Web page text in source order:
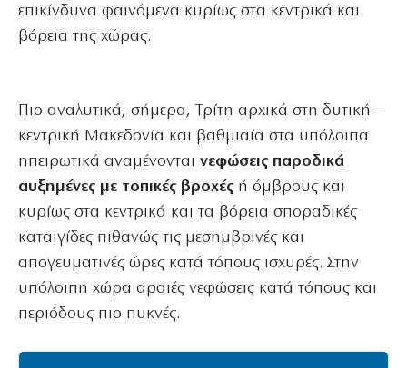
επικίνδυνα φαινόμενα κυρίως στα κεντρικά και
βόρεια της χώρας.
Πιο αναλυτικά, σήμερα, Τρίτη αρχικά στη δυτική –
κεντρική Μακεδονία και βαθμιαία στα υπόλοιπα
ηπειρωτικά αναμένονται νεφώσεις παροδικά
αυξημένες με τοπικές βροχές ή όμβρους και
κυρίως στα κεντρικά και τα βόρεια σποραδικές
καταιγίδες πιθανώς τις μεσημβρινές και
απογευματινές ώρες κατά τόπους ισχυρές. Στην
υπόλοιπη χώρα αραιές νεφώσεις κατά τόπους και
περιόδους πιο πυκνές.